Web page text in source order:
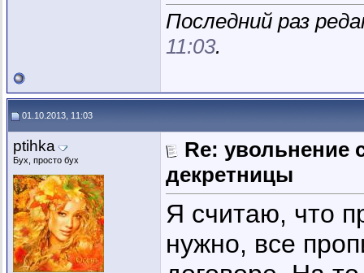
Последний раз
11:03.
01.10.2013, 11:03
ptihka
Бух, просто бух
Re: увольнение
декретницы
Я считаю, что
нужно, все